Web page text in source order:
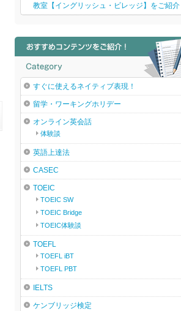
教室【イングリッシュ・ビレッジ】をご紹介
すぐに使えるネイティブ表現！
留学・ワーキングホリデー
オンライン英会話
体験談
英語上達法
CASEC
TOEIC
TOEIC SW
TOEIC Bridge
TOEIC体験談
TOEFL
TOEFL iBT
TOEFL PBT
IELTS
ケンブリッジ検定